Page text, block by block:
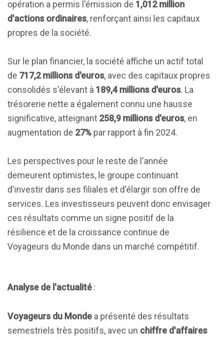
opération a permis l'émission de 1,012 million
d'actions ordinaires, renforçant ainsi les capitaux
propres de la société.
Sur le plan financier, la société affiche un actif total
de 717,2 millions d'euros, avec des capitaux propres
consolidés s'élevant à 189,4 millions d'euros. La
trésorerie nette a également connu une hausse
significative, atteignant 258,9 millions d'euros, en
augmentation de 27% par rapport à fin 2024.
Les perspectives pour le reste de l'année
demeurent optimistes, le groupe continuant
d'investir dans ses filiales et d'élargir son offre de
services. Les investisseurs peuvent donc envisager
ces résultats comme un signe positif de la
résilience et de la croissance continue de
Voyageurs du Monde dans un marché compétitif.
Analyse de l'actualité :
Voyageurs du Monde a présenté des résultats
semestriels très positifs, avec un chiffre d'affaires